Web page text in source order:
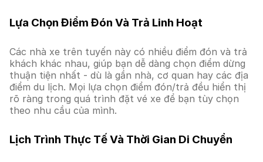
Lựa Chọn Điểm Đón Và Trả Linh Hoạt
Các nhà xe trên tuyến này có nhiều điểm đón và trả
khách khác nhau, giúp bạn dễ dàng chọn điểm dừng
thuận tiện nhất - dù là gần nhà, cơ quan hay các địa
điểm du lịch. Mọi lựa chọn điểm đón/trả đều hiển thị
rõ ràng trong quá trình đặt vé xe để bạn tùy chọn
theo nhu cầu của mình.
Lịch Trình Thực Tế Và Thời Gian Di Chuyển